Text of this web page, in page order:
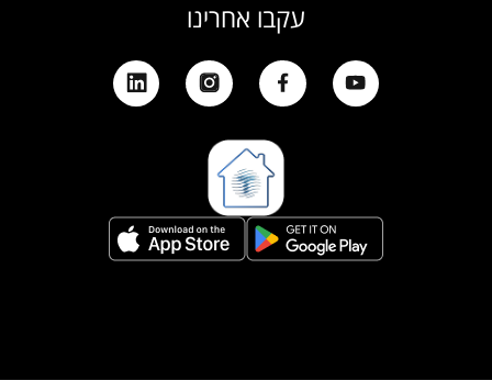
עקבו אחרינו